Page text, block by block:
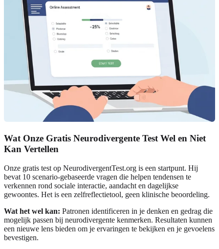
Wat Onze Gratis Neurodivergente Test Wel en Niet
Kan Vertellen
Onze gratis test op NeurodivergentTest.org is een startpunt. Hij
bevat 10 scenario-gebaseerde vragen die helpen tendensen te
verkennen rond sociale interactie, aandacht en dagelijkse
gewoontes. Het is een zelfreflectietool, geen klinische beoordeling.
Wat het wel kan: Patronen identificeren in je denken en gedrag die
mogelijk passen bij neurodivergente kenmerken. Resultaten kunnen
een nieuwe lens bieden om je ervaringen te bekijken en je gevoelens
bevestigen.